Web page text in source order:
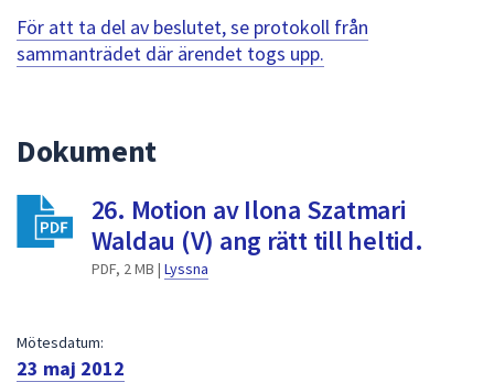
piltangenterna
för
enter
för
För att ta del av beslutet, se protokoll från
sammanträdet där ärendet togs upp.
Dokument
26. Motion av Ilona Szatmari
Waldau (V) ang rätt till heltid.
PDF, 2 MB | Lyssna
Mötesdatum:
23 maj 2012